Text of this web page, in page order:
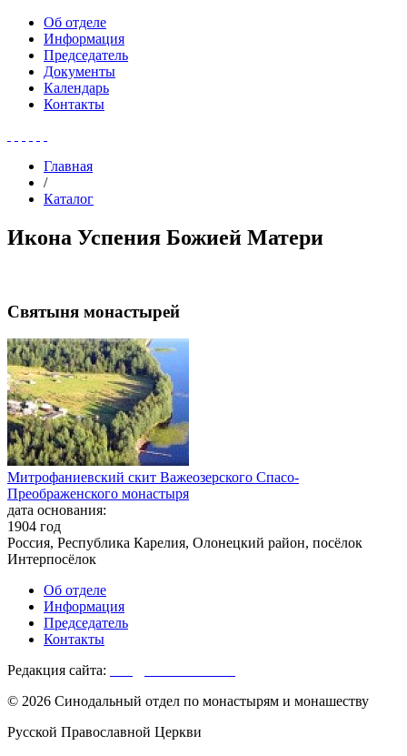
Об отделе
Информация
Председатель
Документы
Календарь
Контакты
Главная
/
Каталог
Икона Успения Божией Матери
Святыня монастырей
Митрофаниевский скит Важеозерского Спасо-
Преображенского монастыря
дата основания:
1904 год
Россия, Республика Карелия, Олонецкий район, посёлок
Интерпосёлок
Об отделе
Информация
Председатель
Контакты
Редакция сайта:
© 2026 Синодальный отдел по монастырям и монашеству
Русской Православной Церкви